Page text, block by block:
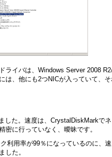
ライバは、Windows Server 2008
は、他にも2つNICが入っていて、
した。速度は、CrystalDiskMarkで
密に行っていなく、曖昧です。
利用率が99％になっているのに、
した。